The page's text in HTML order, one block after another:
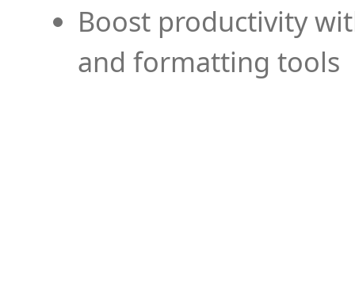
Boost productivity
and formatting tools